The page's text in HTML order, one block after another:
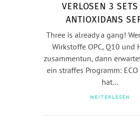
VERLOSEN 3
ANTIOXIDANS
Three is already a gang!
Wirkstoffe OPC, Q10 und
zusammentun, dann
ein straffes Programm: ECO
hat…
WEITERLESEN